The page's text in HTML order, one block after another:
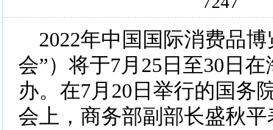
2022年中国国际消费品博
会”）将于7月25日至30日
办。在7月20日举行的国务
会上，商务部副部长盛秋